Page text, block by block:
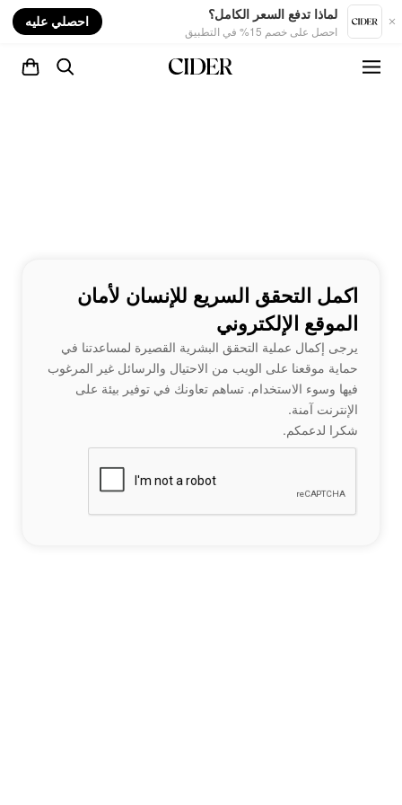
لماذا تدفع السعر الكامل؟
احصل على خصم 15% في التطبيق
احصلي عليه
اكمل التحقق السريع للإنسان لأمان
الموقع الإلكتروني
يرجى إكمال عملية التحقق البشرية القصيرة لمساعدتنا في
حماية موقعنا على الويب من الاحتيال والرسائل غير المرغوب
فيها وسوء الاستخدام. تساهم تعاونك في توفير بيئة على
الإنترنت آمنة.
شكرا لدعمكم.